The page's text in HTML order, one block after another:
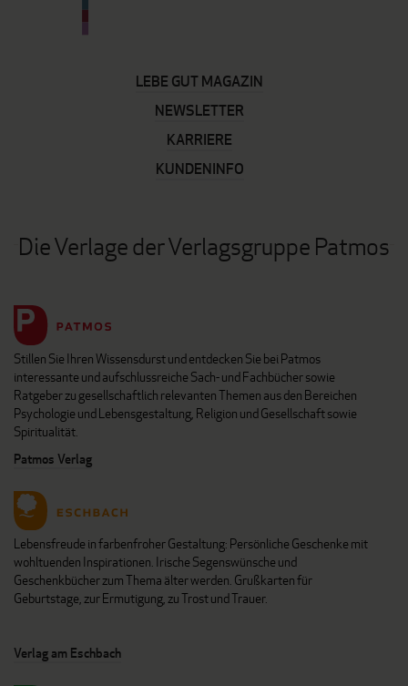
LEBE GUT MAGAZIN
NEWSLETTER
KARRIERE
KUNDENINFO
Die Verlage der Verlagsgruppe Patmos
Stillen Sie Ihren Wissensdurst und entdecken Sie bei Patmos
interessante und aufschlussreiche Sach- und Fachbücher sowie
Ratgeber zu gesellschaftlich relevanten Themen aus den Bereichen
Psychologie und Lebensgestaltung, Religion und Gesellschaft sowie
Spiritualität.
Patmos Verlag
Lebensfreude in farbenfroher Gestaltung: Persönliche Geschenke mit
wohltuenden Inspirationen. Irische Segenswünsche und
Geschenkbücher zum Thema älter werden. Grußkarten für
Geburtstage, zur Ermutigung, zu Trost und Trauer.
Verlag am Eschbach